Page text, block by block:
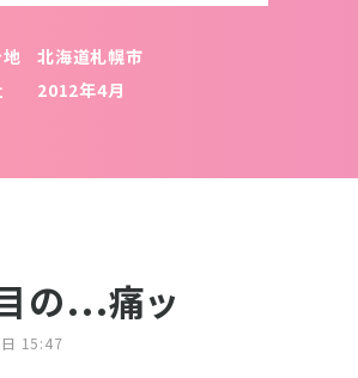
北海道札幌市
2012年4月
の...痛ッ
15:47